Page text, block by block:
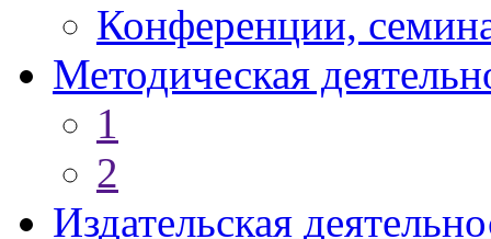
Конференции,
Методическая
1
2
Издательская